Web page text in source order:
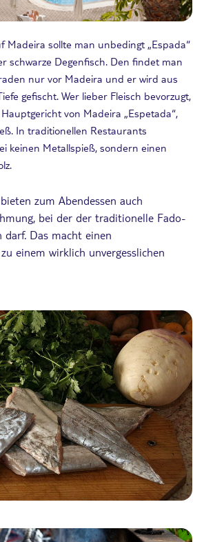
Madeira sollte man unbedingt „Espada“
schwarze Degenfisch. Den findet man
nur vor Madeira und er wird aus
gefischt. Wer lieber Fleisch bevorzugt,
von Madeira „Espetada“,
In traditionellen Restaurants
keinen Metallspieß, sondern einen
zum Abendessen auch
bei der der traditionelle Fado-
darf. Das macht einen
einem wirklich unvergesslichen